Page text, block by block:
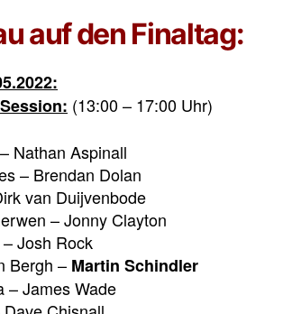
auf den Finaltag:
(13:00 – 17:00 Uhr)
Nathan Aspinall
– Brendan Dolan
van Duijvenbode
– Jonny Clayton
Josh Rock
Bergh – Martin Schindler
– James Wade